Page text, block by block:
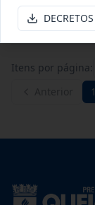
Data:20/07/
Itens por página:
1